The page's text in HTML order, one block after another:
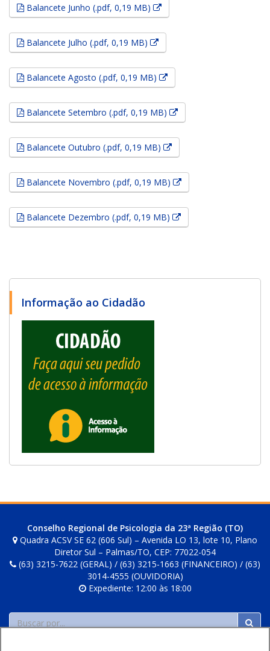
Balancete Junho (.pdf, 0,19 MB) Esse link abrirá em uma
Balancete Julho (.pdf, 0,19 MB) Esse link abrirá em uma
Balancete Agosto (.pdf, 0,19 MB) Esse link abrirá em uma
Balancete Setembro (.pdf, 0,19 MB) Esse link abrirá em
Balancete Outubro (.pdf, 0,19 MB) Esse link abrirá em uma
Balancete Novembro (.pdf, 0,19 MB) Esse link abrirá em
Balancete Dezembro (.pdf, 0,19 MB) Esse link abrirá em
Informação ao Cidadão
Conselho Regional de Psicologia da 23ª Região (TO)
Quadra ACSV SE 62 (606 Sul) – Avenida LO 13, lote 10, Plano
Diretor Sul – Palmas/TO, CEP: 77022-054
(63) 3215-7622 (GERAL) / (63) 3215-1663 (FINANCEIRO) / (63)
3014-4555 (OUVIDORIA)
Expediente: 12:00 às 18:00
Buscar